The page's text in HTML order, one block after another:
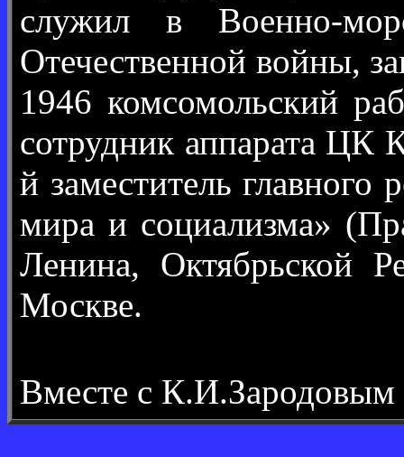
служил в Военно-
Отечественной войны,
1946 комсомольский
сотрудник аппарата ЦК
й заместитель
мира и социализма»
Ленина, Октябрьской
Москве.
Вместе с